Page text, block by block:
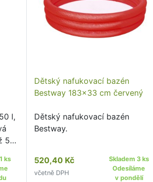
l,
50
ks
Dětský nafukovací bazén
Bestway 183x33 cm červený
Dětský nafukovací bazén
Bestway.
520,40 Kč
včetně DPH
Skladem 3 ks
Odesíláme
v pondělí